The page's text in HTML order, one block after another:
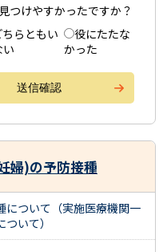
つけやすかったですか？
ちらともい
い
役にたたな
かった
婦)の予防接種
について（実施医療機関一
いて）